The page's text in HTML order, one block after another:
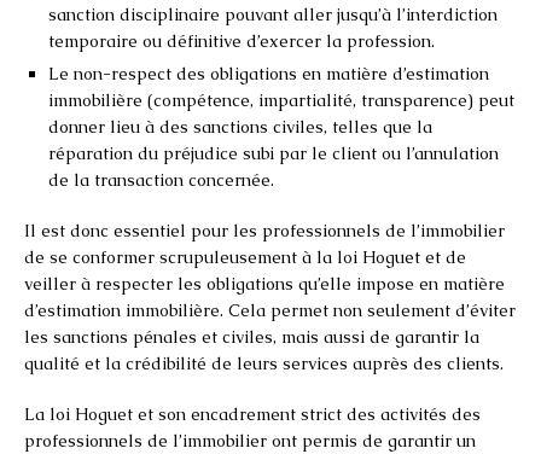
sanction disciplinaire pouvant aller jusqu’à l’interdiction
temporaire ou définitive d’exercer la profession.
Le non-respect des obligations en matière d’estimation
immobilière (compétence, impartialité, transparence) peut
donner lieu à des sanctions civiles, telles que la
réparation du préjudice subi par le client ou l’annulation
de la transaction concernée.
Il est donc essentiel pour les professionnels de l’immobilier
de se conformer scrupuleusement à la loi Hoguet et de
veiller à respecter les obligations qu’elle impose en matière
d’estimation immobilière. Cela permet non seulement d’éviter
les sanctions pénales et civiles, mais aussi de garantir la
qualité et la crédibilité de leurs services auprès des clients.
La loi Hoguet et son encadrement strict des activités des
professionnels de l’immobilier ont permis de garantir un